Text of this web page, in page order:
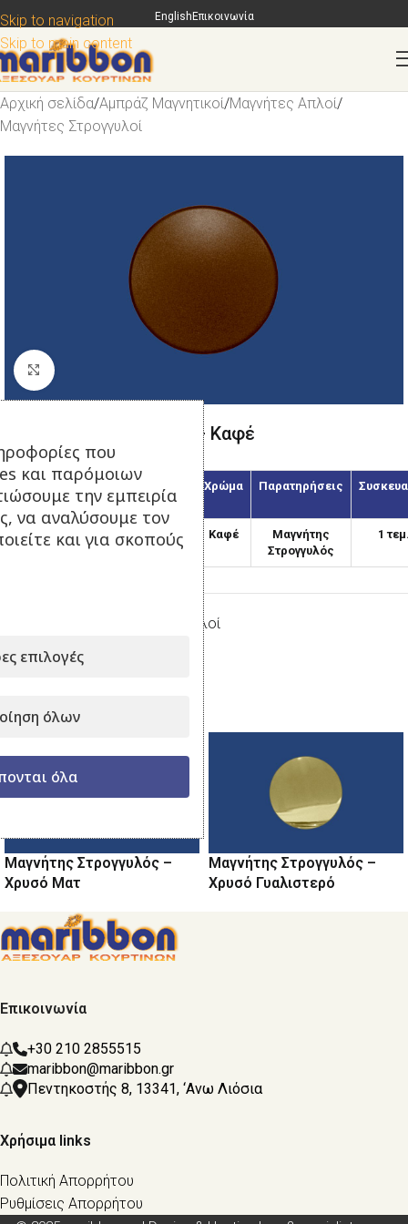
Skip to navigation
Skip to main content
EnglishΕπικοινωνία
Αρχική σελίδα/Αμπράζ Μαγνητικοί/Μαγνήτες Απλοί/
Μαγνήτες Στρογγυλοί
Κάντε κλικ για μεγέθυνση
Μαγνήτης Στρογγυλός – Καφέ
Κωδικός
(χιλ.)
Χρώμα Παρατηρήσεις
MAS-45/7 45 Καφέ
Μαγνήτης
Στρογγυλός
1
Μαγνήτες Στρογγυλοί
Μοιραστείτε το:
Μαγνήτης Στρογγυλός –
Χρυσό Ματ
Μαγνήτης Στρογγυλός –
Χρυσό Γυαλιστερό
Επικοινωνία
+30 210 2855515
maribbon@maribbon.gr
Πεντηκοστής 8, 13341, ‘Ανω Λιόσια
Χρήσιμα links
Πολιτική Απορρήτου
Ρυθμίσεις Απορρήτου
που
και παρόμοιων
την εμπειρία
να αναλύσουμε τον
και για σκοπούς
επιλογές
όλων
όλα